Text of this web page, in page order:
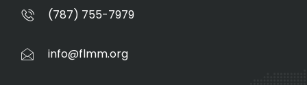
(787) 755-7979
info@flmm.org